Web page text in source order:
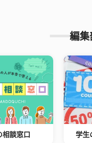
編集
相談窓口 学生